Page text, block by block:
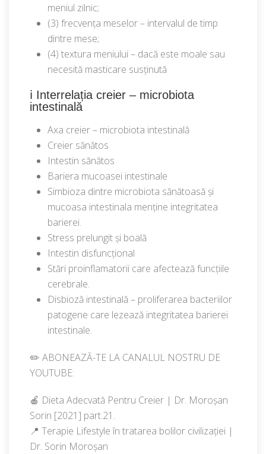
meniul zilnic;
(3) frecvența meselor – intervalul de timp
dintre mese;
(4) textura meniului – dacă este moale sau
necesită masticare susținută
ℹ️ Interrelația creier – microbiota
intestinală
Axa creier – microbiota intestinală
Creier sănătos
Intestin sănătos
Bariera mucoasei intestinale
Simbioza dintre microbiota sănătoasă și
mucoasa intestinala menține integritatea
barierei.
Stress prelungit și boală
Intestin disfuncțional
Stări proinflamatorii care afectează funcțiile
cerebrale.
Disbioză intestinală – proliferarea bacteriilor
patogene care lezează integritatea barierei
intestinale.
✏️ ABONEAZĂ-TE LA CANALUL NOSTRU DE
YOUTUBE:
🍎 Dieta Adecvată Pentru Creier | Dr. Moroșan
Sorin [2021] part.21.
📍 Terapie Lifestyle în tratarea bolilor civilizației |
Dr. Sorin Moroșan